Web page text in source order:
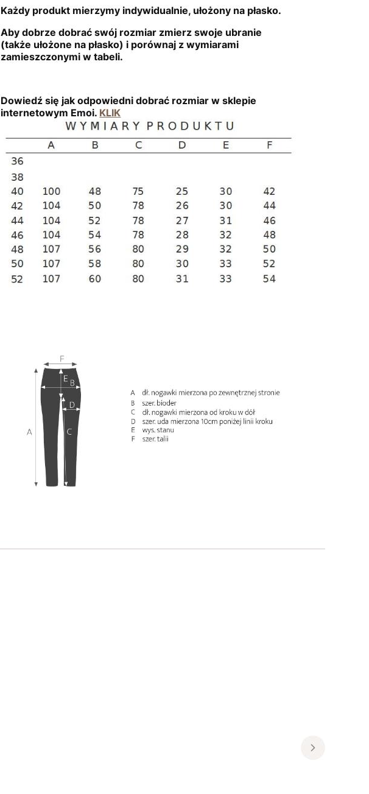
Każdy produkt mierzymy indywidualnie, ułożony na płasko.
Aby dobrze dobrać swój rozmiar zmierz swoje ubranie
(także ułożone na płasko) i porównaj z wymiarami
zamieszczonymi w tabeli.
Dowiedź się jak odpowiedni dobrać rozmiar w sklepie
internetowym Emoi. KLIK